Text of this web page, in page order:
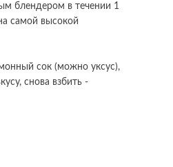
блендером в течении 1
самой высокой
сок (можно уксус),
снова взбить -